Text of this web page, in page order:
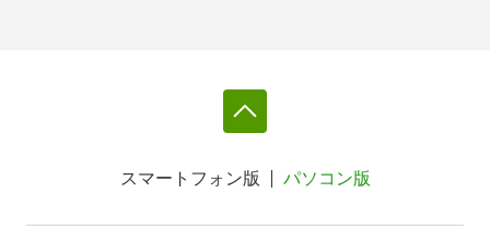
スマートフォン版 パソコン版